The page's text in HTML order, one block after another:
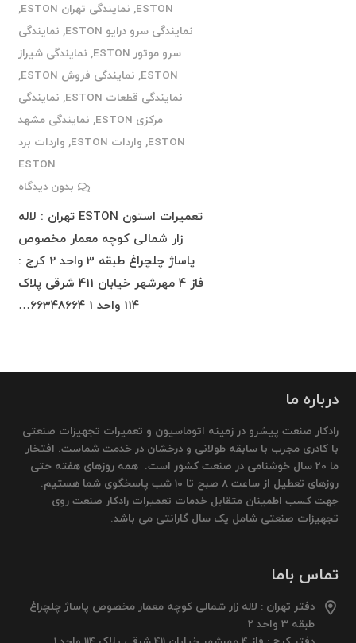
ESTON
, نمایندگی تهران ESTON
,
نمایندگی سرو درایو ESTON
, نمایندگی
سرو موتور ESTON
, نمایندگی شیراز
ESTON
, نمایندگی فروش ESTON
,
نمایندگی قطعات ESTON
, نمایندگی
مرکزی ESTON
, نمایندگی مشهد
ESTON
, واردات ESTON , واردات برد
ESTON
بدون دیدگاه
تعمیرات استون ESTON تهران : لاله
زار شمالی کوچه معمار مخصوص
پاساژ چلچراغ طبقه 3 واحد 2 کرج :
فاز 4 مهرشهر خیابان 411 شرقی پلاک
114 واحد 1 66348664…
درباره ما
رادکار صنعت پیشرو در زمینه اتوماسیون و تعمیرات تجهیزات صنعتی
با کادری مجرب با سابقه طولانی و درخشان در خدمت شماست. افتخار
ما 20 سال خوشنامی در صنعت کشور است. همه روزهای هفته حتی
روزهای تعطیل از ساعت 8 صبح تا 10 شب پاسخگوی شما هستیم.
جهت کسب اطمینان متقابل خدمات تعمیرات رادکار صنعت روی
تجهیزات صنعتی شامل یک سال گارانتی می باشد.
تماس باما
دفتر تهران : لاله زار شمالی کوچه معمار مخصوص پاساژ چلچراغ
طبقه 3 واحد 2